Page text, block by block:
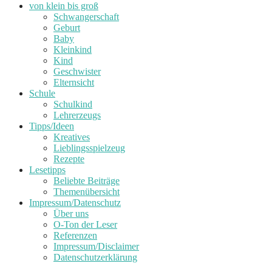
von klein bis groß
Schwangerschaft
Geburt
Baby
Kleinkind
Kind
Geschwister
Elternsicht
Schule
Schulkind
Lehrerzeugs
Tipps/Ideen
Kreatives
Lieblingsspielzeug
Rezepte
Lesetipps
Beliebte Beiträge
Themenübersicht
Impressum/Datenschutz
Über uns
O-Ton der Leser
Referenzen
Impressum/Disclaimer
Datenschutzerklärung